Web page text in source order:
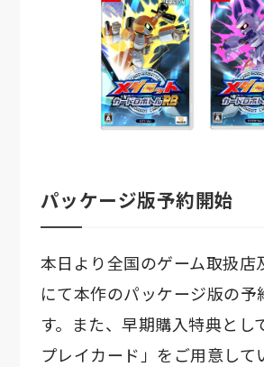
パッケージ版予約開始
本日より全国のゲーム取扱店
にて本作のパッケージ版の予
す。また、早期購入特典とし
プレイカード」をご用意して